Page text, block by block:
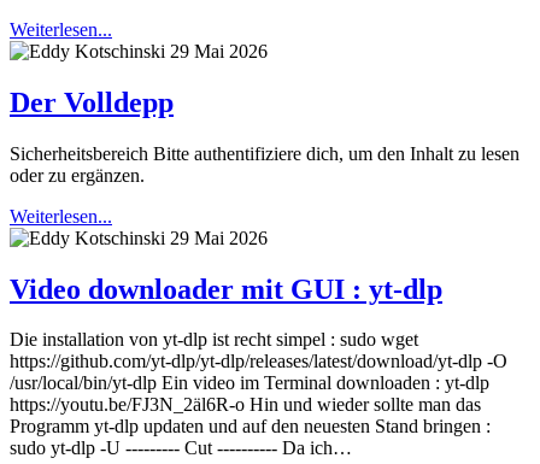
Weiterlesen...
29 Mai 2026
Der Volldepp
Sicherheitsbereich Bitte authentifiziere dich, um den Inhalt zu lesen
oder zu ergänzen.
Weiterlesen...
29 Mai 2026
Video downloader mit GUI : yt-dlp
Die installation von yt-dlp ist recht simpel : sudo wget
https://github.com/yt-dlp/yt-dlp/releases/latest/download/yt-dlp -O
/usr/local/bin/yt-dlp Ein video im Terminal downloaden : yt-dlp
https://youtu.be/FJ3N_2äl6R-o Hin und wieder sollte man das
Programm yt-dlp updaten und auf den neuesten Stand bringen :
sudo yt-dlp -U --------- Cut ---------- Da ich…